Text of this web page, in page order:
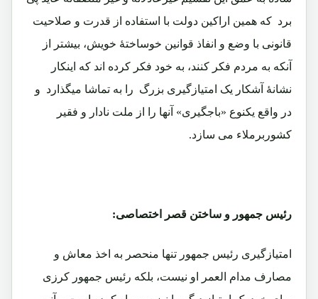
برد که همین اراکین دولت با استفاده از قدرت و صلاحیت
قانونی با وضع و انفاذ قوانین خوساختۀ خویش، بیشتر از
آنکه به مردم فکر کنند، به خود فکر کرده اند که اینکار
نشانۀ آشکار یک امتیازگیری بزرگ را به تماشا میگذارد و
در واقع یکنوع «باجگیری» آنها را از ملت نادار و فقیر
کشوربرملاء می سازد.
رئیس جمهور و ساختن قصر اختصاصی:
امتیازگیری رئیس جمهور تنها منحصر به اخذ معاش و
مصارف مدام العمر او نیست، بلکه رئیس جمهور کرزی